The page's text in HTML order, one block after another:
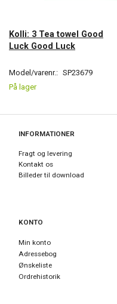
Kolli: 3 Tea towel Good
Luck Good Luck
Model/varenr.: SP23679
På lager
INFORMATIONER
Fragt og levering
Kontakt os
Billeder til download
KONTO
Min konto
Adressebog
Ønskeliste
Ordrehistorik